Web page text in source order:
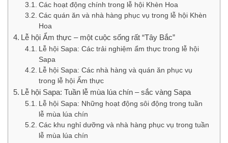
Các hoạt động chính trong lễ hội Khèn Hoa
Các quán ăn và nhà hàng phục vụ trong lễ hội Khèn
Hoa
Lễ hội Ẩm thực – một cuộc sống rất “Tây Bắc”
Lễ hội Sapa: Các trải nghiệm ẩm thực trong lễ hội
Sapa
Lễ hội Sapa: Các nhà hàng và quán ăn phục vụ
trong lễ hội Ẩm thực
Lễ hội Sapa: Tuần lễ mùa lúa chín – sắc vàng Sapa
Lễ hội Sapa: Những hoạt động sôi động trong tuần
lễ mùa lúa chín
Các khu nghỉ dưỡng và nhà hàng phục vụ trong tuần
lễ mùa lúa chín